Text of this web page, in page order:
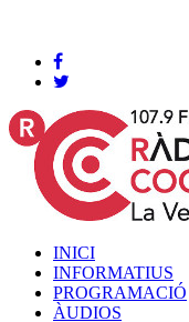
INICI
INFORMATIUS
PROGRAMACIÓ
ÀUDIOS